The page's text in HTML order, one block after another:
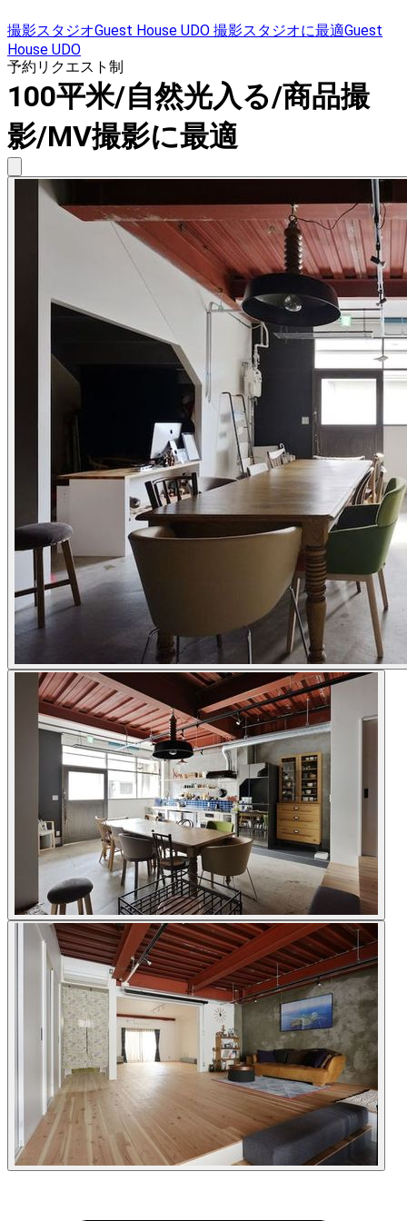
撮影スタジオGuest House UDO 撮影スタジオに最適Guest
House UDO
予約リクエスト制
100平米/自然光入る/商品撮
影/MV撮影に最適